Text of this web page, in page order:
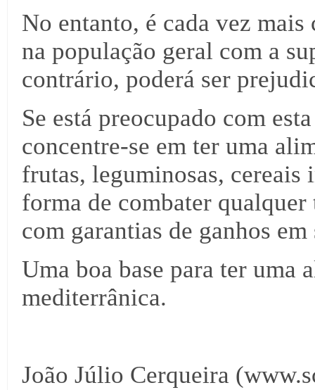
No entanto, é cada vez
na população geral com a
contrário, poderá ser
Se está preocupado com
concentre-se em ter uma
frutas, leguminosas, cereais
forma de combater
com garantias de ganhos em
Uma boa base para ter uma
mediterrânica.
João Júlio Cerqueira